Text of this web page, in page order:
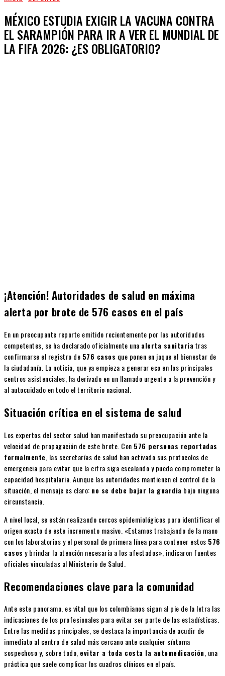
MÉXICO ESTUDIA EXIGIR LA VACUNA CONTRA
EL SARAMPIÓN PARA IR A VER EL MUNDIAL DE
LA FIFA 2026: ¿ES OBLIGATORIO?
¡Atención! Autoridades de salud en máxima
alerta por brote de 576 casos en el país
En un preocupante reporte emitido recientemente por las autoridades
competentes, se ha declarado oficialmente una alerta sanitariatras
confirmarse el registro de 576 casos que ponen en jaque el bienestar de
la ciudadanía. La noticia, que ya empieza a generar eco en los principales
centros asistenciales, ha derivado en un llamado urgente a la prevención y
al autocuidado en todo el territorio nacional.
Situación crítica en el sistema de salud
Los expertos del sector salud han manifestado su preocupación ante la
velocidad de propagación de este brote. Con 576 personas reportadas
formalmente , las secretarías de salud han activado sus protocolos de
emergencia para evitar que la cifra siga escalando y pueda comprometer la
capacidad hospitalaria. Aunque las autoridades mantienen el control de la
situación, el mensaje es claro: no se debe bajar la guardia bajo ninguna
circunstancia.
A nivel local, se están realizando cercos epidemiológicos para identificar el
origen exacto de este incremento masivo. «Estamos trabajando de la mano
con los laboratorios y el personal de primera línea para contener estos 576
casos y brindar la atención necesaria a los afectados», indicaron fuentes
oficiales vinculadas al Ministerio de Salud.
Recomendaciones clave para la comunidad
Ante este panorama, es vital que los colombianos sigan al pie de la letra las
indicaciones de los profesionales para evitar ser parte de las estadísticas.
Entre las medidas principales, se destaca la importancia de acudir de
inmediato al centro de salud más cercano ante cualquier síntoma
sospechoso y, sobre todo, evitar a toda costa la automedicación, una
práctica que suele complicar los cuadros clínicos en el país.